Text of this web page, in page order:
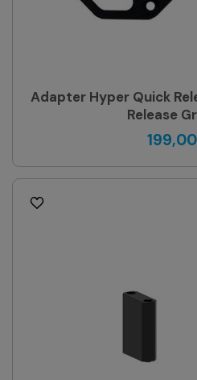
Adapter Hyper Quick
Release
199,00